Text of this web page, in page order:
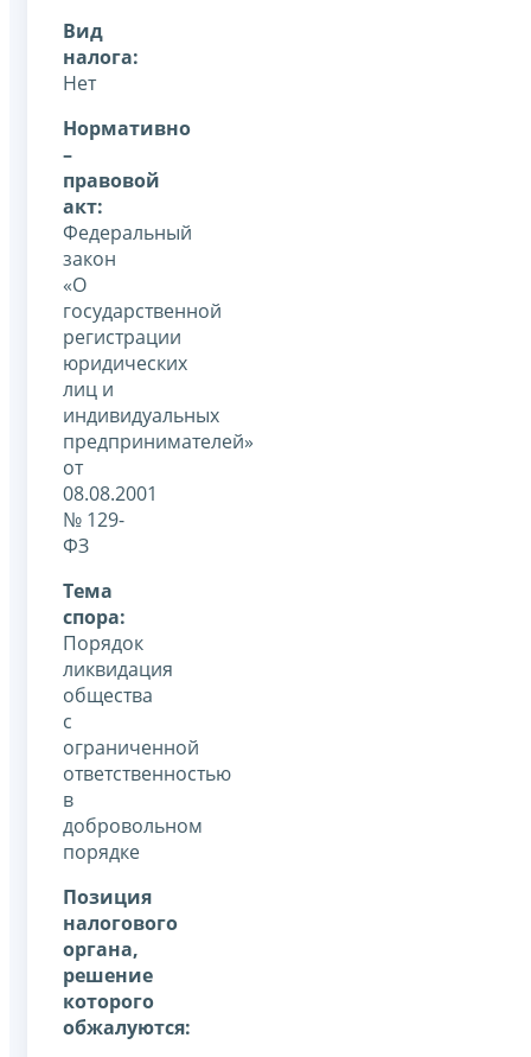
Вид
налога:
Нет
Нормативно
–
правовой
акт:
Федеральный
закон
«О
государственной
регистрации
юридических
лиц и
индивидуальных
предпринимателей»
от
08.08.2001
№ 129-
ФЗ
Тема
спора:
Порядок
ликвидация
общества
с
ограниченной
ответственностью
в
добровольном
порядке
Позиция
налогового
органа,
решение
которого
обжалуются: